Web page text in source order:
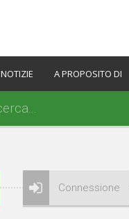
NOTIZIE A PROPOSITO DI
Connessione